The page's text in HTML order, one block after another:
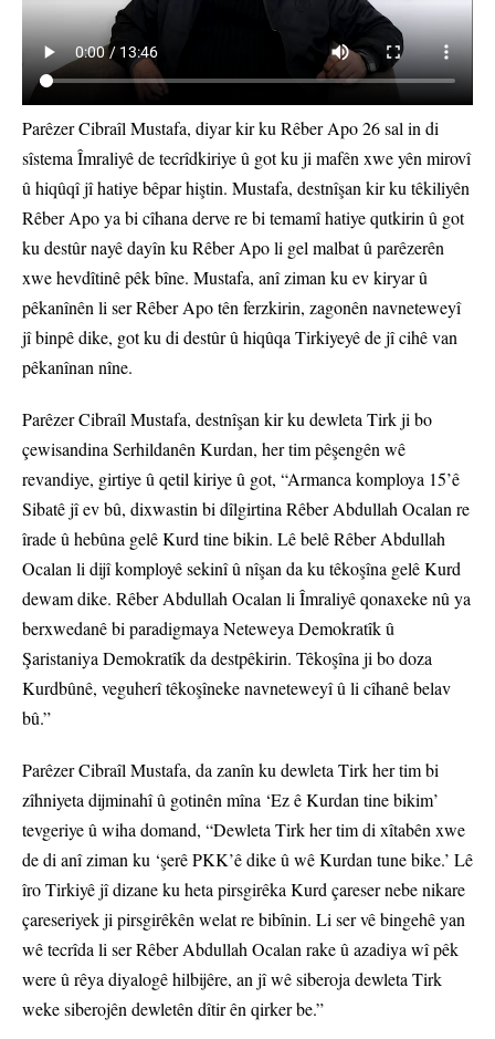
Parêzer Cibraîl Mustafa, diyar kir ku Rêber Apo 26 sal in di
sîstema Îmraliyê de tecrîdkiriye û got ku ji mafên xwe yên mirovî
û hiqûqî jî hatiye bêpar hiştin. Mustafa, destnîşan kir ku têkiliyên
Rêber Apo ya bi cîhana derve re bi temamî hatiye qutkirin û got
ku destûr nayê dayîn ku Rêber Apo li gel malbat û parêzerên
xwe hevdîtinê pêk bîne. Mustafa, anî ziman ku ev kiryar û
pêkanînên li ser Rêber Apo tên ferzkirin, zagonên navneteweyî
jî binpê dike, got ku di destûr û hiqûqa Tirkiyeyê de jî cihê van
pêkanînan nîne.
Parêzer Cibraîl Mustafa, destnîşan kir ku dewleta Tirk ji bo
çewisandina Serhildanên Kurdan, her tim pêşengên wê
revandiye, girtiye û qetil kiriye û got, “Armanca komploya 15’ê
Sibatê jî ev bû, dixwastin bi dîlgirtina Rêber Abdullah Ocalan re
îrade û hebûna gelê Kurd tine bikin. Lê belê Rêber Abdullah
Ocalan li dijî komployê sekinî û nîşan da ku têkoşîna gelê Kurd
dewam dike. Rêber Abdullah Ocalan li Îmraliyê qonaxeke nû ya
berxwedanê bi paradigmaya Neteweya Demokratîk û
Şaristaniya Demokratîk da destpêkirin. Têkoşîna ji bo doza
Kurdbûnê, veguherî têkoşîneke navneteweyî û li cîhanê belav
bû.”
Parêzer Cibraîl Mustafa, da zanîn ku dewleta Tirk her tim bi
zîhniyeta dijminahî û gotinên mîna ‘Ez ê Kurdan tine bikim’
tevgeriye û wiha domand, “Dewleta Tirk her tim di xîtabên xwe
de di anî ziman ku ‘şerê PKK’ê dike û wê Kurdan tune bike.’ Lê
îro Tirkiyê jî dizane ku heta pirsgirêka Kurd çareser nebe nikare
çareseriyek ji pirsgirêkên welat re bibînin. Li ser vê bingehê yan
wê tecrîda li ser Rêber Abdullah Ocalan rake û azadiya wî pêk
were û rêya diyalogê hilbijêre, an jî wê siberoja dewleta Tirk
weke siberojên dewletên dîtir ên qirker be.”